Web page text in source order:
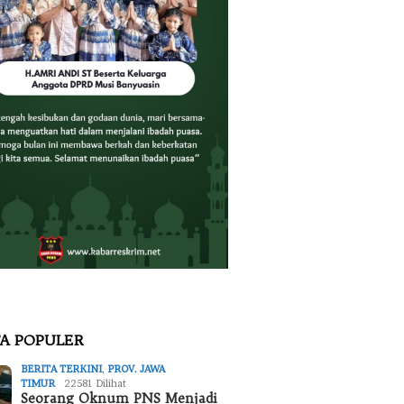
POPULER
BERITA TERKINI,PROV. JAWA
TIMUR
22581 Dilihat
Seorang Oknum PNS Menjadi